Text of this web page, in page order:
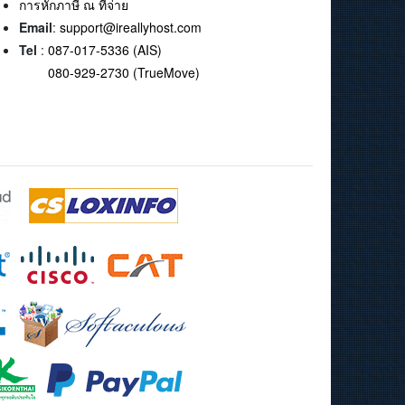
การหักภาษี ณ ที่จ่าย
Email: support@ireallyhost.com
Tel : 087-017-5336 (AIS)
080-929-2730 (TrueMove)